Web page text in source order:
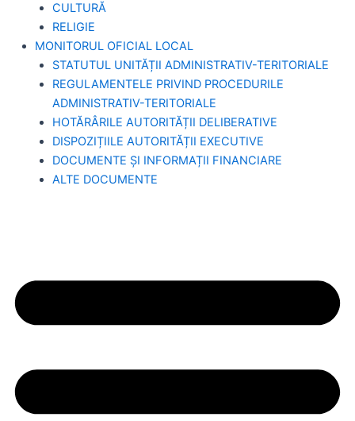
CULTURĂ
RELIGIE
MONITORUL OFICIAL LOCAL
STATUTUL UNITĂȚII ADMINISTRATIV-TERITORIALE
REGULAMENTELE PRIVIND PROCEDURILE
ADMINISTRATIV-TERITORIALE
HOTĂRÂRILE AUTORITĂȚII DELIBERATIVE
DISPOZIȚIILE AUTORITĂȚII EXECUTIVE
DOCUMENTE ȘI INFORMAȚII FINANCIARE
ALTE DOCUMENTE